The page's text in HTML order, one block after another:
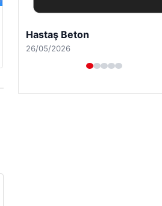
Enes Kaplan Avukatlık Bürosu
28/04/2026